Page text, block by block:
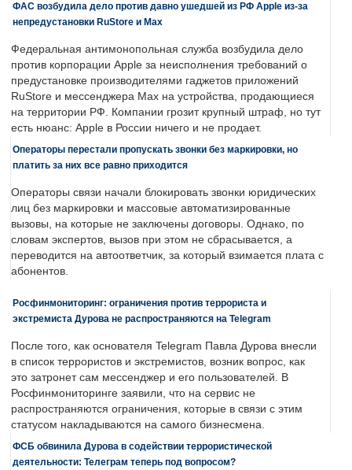
ФАС возбудила дело против давно ушедшей из РФ Apple из-за
непредустановки RuStore и Max
Федеральная антимонопольная служба возбудила дело
против корпорации Apple за неисполнения требований о
предустановке производителями гаджетов приложений
RuStore и мессенджера Max на устройства, продающиеся
на территории РФ. Компании грозит крупный штраф, но тут
есть нюанс: Apple в России ничего и не продает.
Операторы перестали пропускать звонки без маркировки, но
платить за них все равно приходится
Операторы связи начали блокировать звонки юридических
лиц без маркировки и массовые автоматизированные
вызовы, на которые не заключены договоры. Однако, по
словам экспертов, вызов при этом не сбрасывается, а
переводится на автоответчик, за который взимается плата с
абонентов.
Росфинмониторинг: ограничения против террориста и
экстремиста Дурова не распространяются на Telegram
После того, как основателя Telegram Павла Дурова внесли
в список террористов и экстремистов, возник вопрос, как
это затронет сам мессенджер и его пользователей. В
Росфинмониторинге заявили, что на сервис не
распространяются ограничения, которые в связи с этим
статусом накладываются на самого бизнесмена.
ФСБ обвинила Дурова в содействии террористической
деятельности: Телеграм теперь под вопросом?